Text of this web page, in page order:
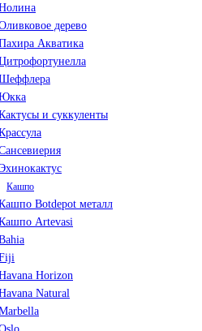
дерево
Акватика
и суккуленты
Кашпо
Botdepot металл
Artevasi
Horizon
Natural